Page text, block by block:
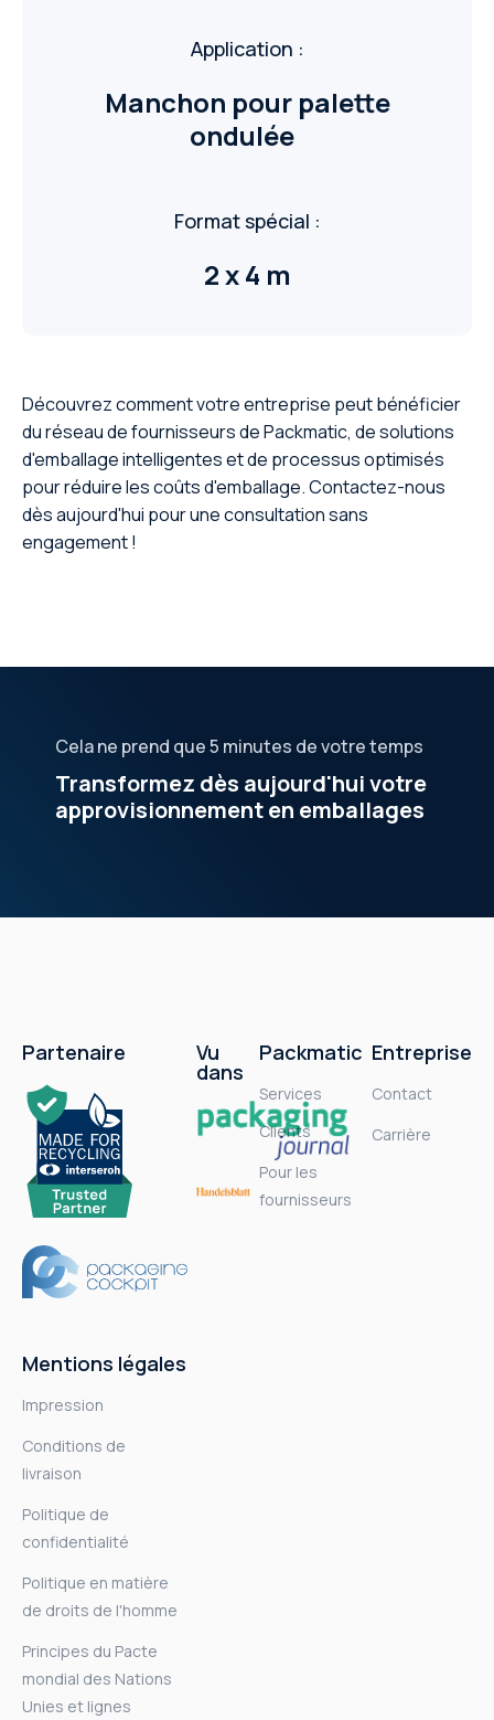
Application :
Manchon pour palette
ondulée
Format spécial :
2 x 4 m
Découvrez comment votre entreprise peut bénéficier
du réseau de fournisseurs de Packmatic, de solutions
d'emballage intelligentes et de processus optimisés
pour réduire les coûts d'emballage. Contactez-nous
dès aujourd'hui pour une consultation sans
engagement !
Cela ne prend que 5 minutes de votre temps
Transformez dès aujourd'hui votre
approvisionnement en emballages
Partenaire Vu
dans
Packmatic
Services
Clients
Pour les
fournisseurs
Entreprise
Contact
Carrière
Mentions légales
Impression
Conditions de
livraison
Politique de
confidentialité
Politique en matière
de droits de l'homme
Principes du Pacte
mondial des Nations
Unies et lignes